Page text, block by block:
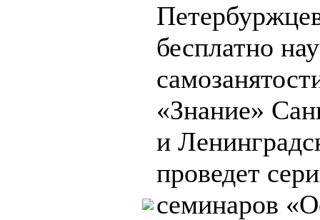
бесплатно
«Знание»
и
проведет
семинаров